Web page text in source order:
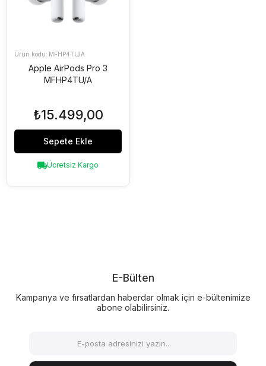
MFHP4TU/A
Apple AirPods Pro 3
MFHP4TU/A
₺15.499,00
Sepete Ekle
Ücretsiz Kargo
E-Bülten
Kampanya ve fırsatlardan haberdar olmak için e-bültenimize
abone olabilirsiniz.